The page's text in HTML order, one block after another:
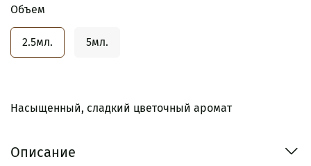
Объем
2.5мл. 5мл.
Насыщенный, сладкий цветочный аромат
Описание